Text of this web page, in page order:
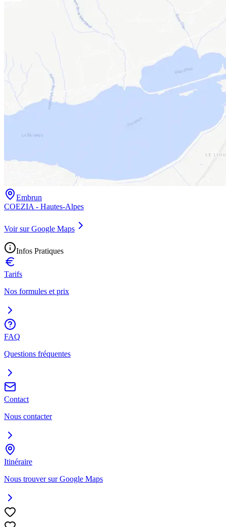
Embrun
COEZIA - Hautes-Alpes
Voir sur Google Maps
Infos Pratiques
Tarifs
Nos formules et prix
FAQ
Questions fréquentes
Contact
Nous contacter
Itinéraire
Nous trouver sur Google Maps